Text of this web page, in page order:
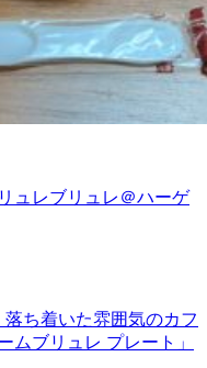
ュレブリュレ＠ハーゲ
落ち着いた雰囲気のカフ
ムブリュレ プレート」